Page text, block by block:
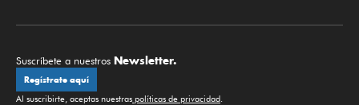
Suscríbete a nuestros Newsletter.
Regístrate aquí
Al suscribirte, aceptas nuestras políticas de privacidad.